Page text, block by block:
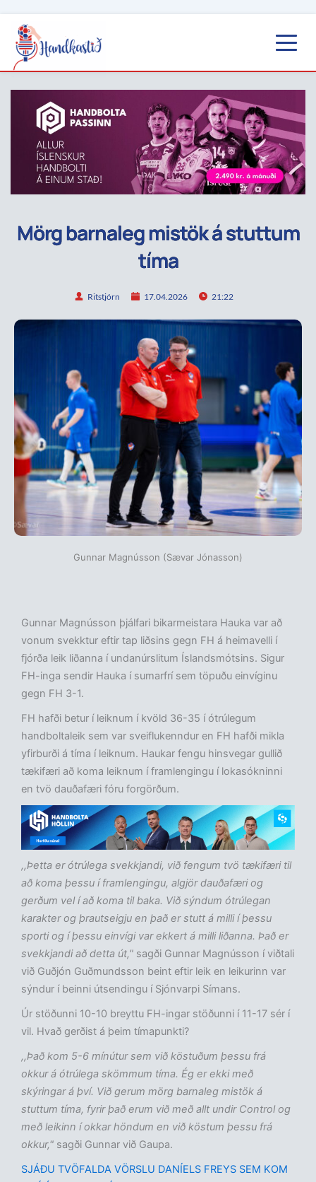
Mörg barnaleg mistök á stuttum
tíma
Ritstjórn 17.04.2026 21:22
Gunnar Magnússon (Sævar Jónasson)
Gunnar Magnússon þjálfari bikarmeistara Hauka var að
vonum svekktur eftir tap liðsins gegn FH á heimavelli í
fjórða leik liðanna í undanúrslitum Íslandsmótsins. Sigur
FH-inga sendir Hauka í sumarfrí sem töpuðu einvíginu
gegn FH 3-1.
FH hafði betur í leiknum í kvöld 36-35 í ótrúlegum
handboltaleik sem var sveiflukenndur en FH hafði mikla
yfirburði á tíma í leiknum. Haukar fengu hinsvegar gullið
tækifæri að koma leiknum í framlengingu í lokasókninni
en tvö dauðafæri fóru forgörðum.
,,Þetta er ótrúlega svekkjandi, við fengum tvö tækifæri til
að koma þessu í framlengingu, algjör dauðafæri og
gerðum vel í að koma til baka. Við sýndum ótrúlegan
karakter og þrautseigju en það er stutt á milli í þessu
sporti og í þessu einvígi var ekkert á milli liðanna. Það er
svekkjandi að detta út," sagði Gunnar Magnússon í viðtali
við Guðjón Guðmundsson beint eftir leik en leikurinn var
sýndur í beinni útsendingu í Sjónvarpi Símans.
Úr stöðunni 10-10 breyttu FH-ingar stöðunni í 11-17 sér í
vil. Hvað gerðist á þeim tímapunkti?
,,Það kom 5-6 mínútur sem við köstuðum þessu frá
okkur á ótrúlega skömmum tíma. Ég er ekki með
skýringar á því. Við gerum mörg barnaleg mistök á
stuttum tíma, fyrir það erum við með allt undir Control og
með leikinn í okkar höndum en við köstum þessu frá
okkur," sagði Gunnar við Gaupa.
SJÁÐU TVÖFALDA VÖRSLU DANÍELS FREYS SEM KOM